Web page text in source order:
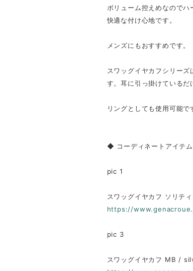
ボリューム控えめなのでハ
快適な付け心地です。
メンズにもおすすめです。
スワッグイヤカフシリー
す。耳に引っ掛けているだ
リングとしても使用可能で
◆ コーディネートアイテ
pic 1
スワッグイヤカフ ソリテ
https://
pic 3
スワッグイヤカフ MB /